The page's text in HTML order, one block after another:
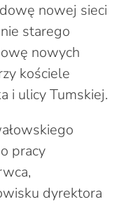
nowej sieci
starego
nowych
kościele
i ulicy Tumskiej.
pracy
dyrektora